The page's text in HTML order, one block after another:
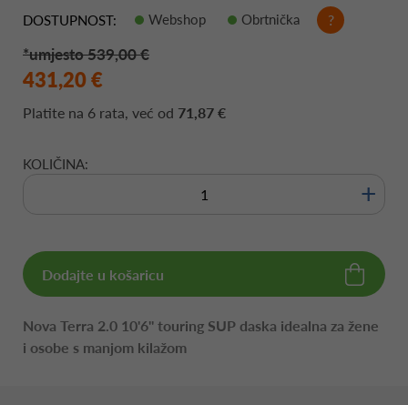
DOSTUPNOST:
Webshop Obrtnička ?
*umjesto 539,00 €
431,20 €
Platite na 6 rata, već od 71,87 €
KOLIČINA:
+
Dodajte u košaricu
Nova Terra 2.0 10'6'' touring SUP daska idealna za žene
i osobe s manjom kilažom